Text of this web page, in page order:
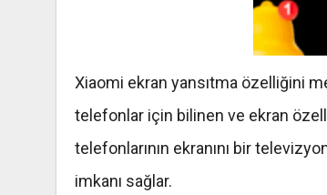
Xiaomi ekran yansıtma özelliğini
telefonlar için bilinen ve ekran
telefonlarının ekranını bir
imkanı sağlar.